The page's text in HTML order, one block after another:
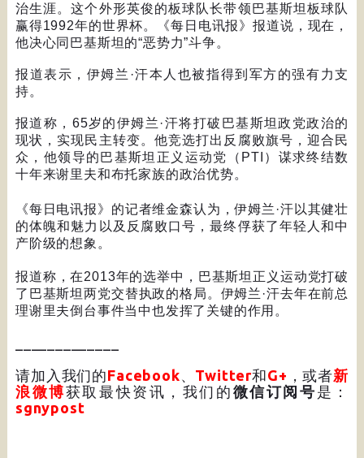
治生涯。这个外形英俊的板球队长带领巴基斯坦板球队
赢得1992年的世界杯。《每日电讯报》报道说，现在，
他决心同巴基斯坦的“恶势力”斗争。
报道表示，伊姆兰 ·汗本人也被指得到军方的强有力支
持。
报道称， 65岁的伊姆兰 ·汗将打破巴基斯坦政党政治的
现状，实现民主转变。他竞选打出反腐败旗号，迎合民
众，他领导的巴基斯坦正义运动党（ PTI ）谋求终结数
十年来谢里夫和布托家族的政治优势。
《每日电讯报》的记者维金森认为，伊姆兰 ·汗以其健壮
的体魄和魅力以及反腐败口号，最终俘获了年轻人和中
产阶级的想象。
报道称，在2013年的选举中，巴基斯坦正义运动党打破
了巴基斯坦两党交替执政的格局。伊姆兰 ·汗去年在前总
理谢里夫倒台事件当中也发挥了关键的作用。
请加入我们的Facebook、 Twitter和G+ ，或者新
浪微博获取最快资讯，我们的 微信订阅号 是：
sgnypost